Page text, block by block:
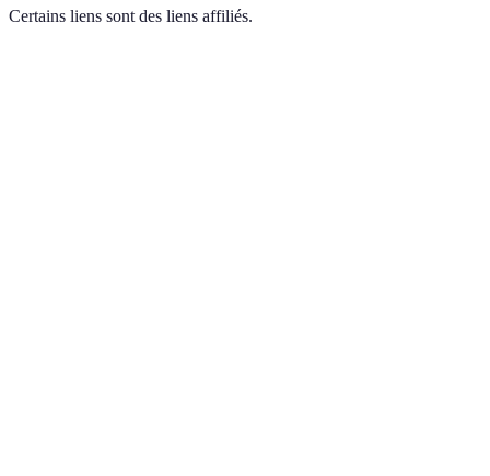
Certains liens sont des liens affiliés.